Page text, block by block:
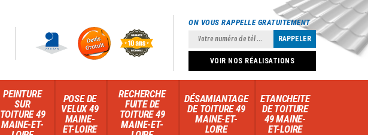
ON VOUS RAPPELLE GRATUITEMENT
VOIR NOS RÉALISATIONS
PEINTURE
SUR
TOITURE 49
MAINE-ET-
POSE DE
VELUX 49
MAINE-
ET-LOIRE
RECHERCHE
FUITE DE
TOITURE 49
MAINE-ET-
DÉSAMIANTAGE
DE TOITURE 49
MAINE-ET-
LOIRE
ETANCHEITE
DE TOITURE
49 MAINE-
ET-LOIRE